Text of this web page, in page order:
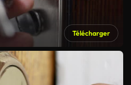
Télécharger